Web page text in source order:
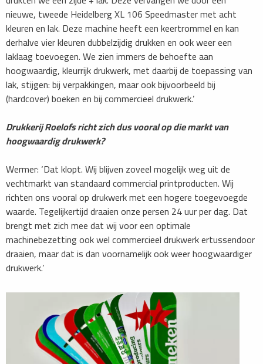
nieuwe, tweede Heidelberg XL 106 Speedmaster met acht
kleuren en lak. Deze machine heeft een keertrommel en kan
derhalve vier kleuren dubbelzijdig drukken en ook weer een
laklaag toevoegen. We zien immers de behoefte aan
hoogwaardig, kleurrijk drukwerk, met daarbij de toepassing van
lak, stijgen: bij verpakkingen, maar ook bijvoorbeeld bij
(hardcover) boeken en bij commercieel drukwerk.’
Drukkerij Roelofs richt zich dus vooral op die markt van
hoogwaardig drukwerk?
Wermer: ‘Dat klopt. Wij blijven zoveel mogelijk weg uit de
vechtmarkt van standaard commercial printproducten. Wij
richten ons vooral op drukwerk met een hogere toegevoegde
waarde. Tegelijkertijd draaien onze persen 24 uur per dag. Dat
brengt met zich mee dat wij voor een optimale
machinebezetting ook wel commercieel drukwerk ertussendoor
draaien, maar dat is dan voornamelijk ook weer hoogwaardiger
drukwerk.’